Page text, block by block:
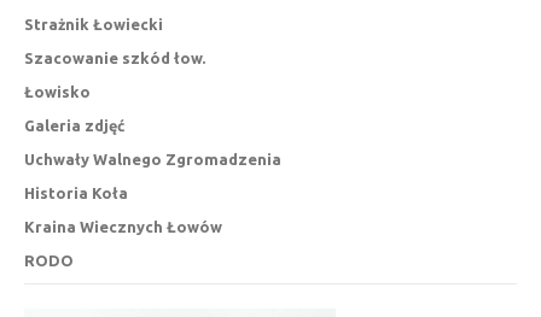
Strażnik Łowiecki
Szacowanie szkód łow.
Łowisko
Galeria zdjęć
Uchwały Walnego Zgromadzenia
Historia Koła
Kraina Wiecznych Łowów
RODO